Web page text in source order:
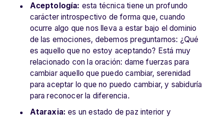
Aceptología: esta técnica tiene un profundo
carácter introspectivo de forma que, cuando
ocurre algo que nos lleva a estar bajo el dominio
de las emociones, debemos preguntarnos: ¿Qué
es aquello que no estoy aceptando? Está muy
relacionado con la oración: dame fuerzas para
cambiar aquello que puedo cambiar, serenidad
para aceptar lo que no puedo cambiar, y sabiduría
para reconocer la diferencia.
Ataraxia: es un estado de paz interior y